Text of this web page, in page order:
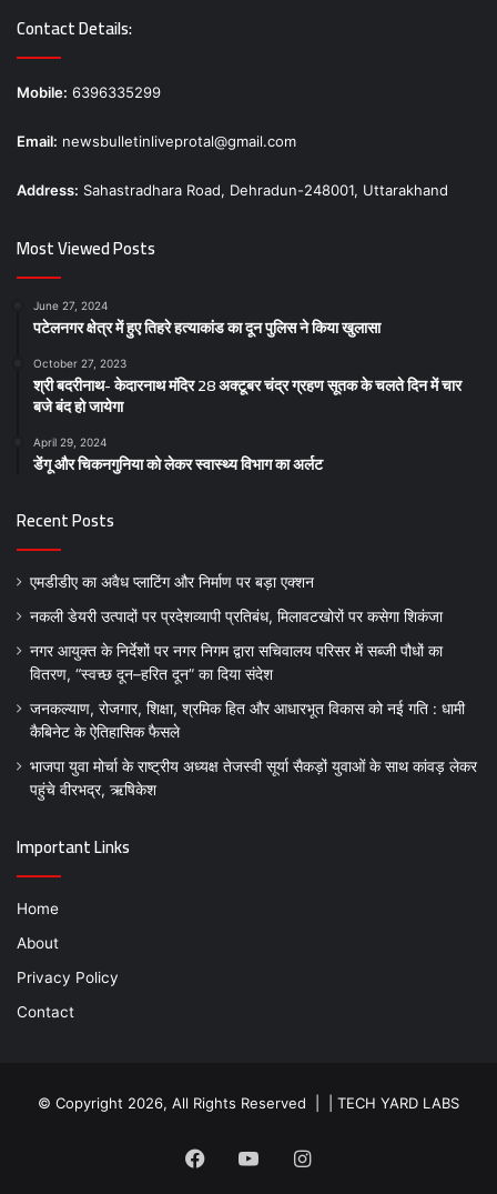
Contact Details:
Mobile: 6396335299
Email: newsbulletinliveprotal@gmail.com
Address: Sahastradhara Road, Dehradun-248001, Uttarakhand
Most Viewed Posts
June 27, 2024
पटेलनगर क्षेत्र में हुए तिहरे हत्याकांड का दून पुलिस ने किया खुलासा
October 27, 2023
श्री बदरीनाथ- केदारनाथ मंदिर 28 अक्टूबर चंद्र ग्रहण सूतक के चलते दिन में चार
बजे बंद हो जायेगा
April 29, 2024
डेंगू और चिकनगुनिया को लेकर स्वास्थ्य विभाग का अर्लट
Recent Posts
एमडीडीए का अवैध प्लाटिंग और निर्माण पर बड़ा एक्शन
नकली डेयरी उत्पादों पर प्रदेशव्यापी प्रतिबंध, मिलावटखोरों पर कसेगा शिकंजा
नगर आयुक्त के निर्देशों पर नगर निगम द्वारा सचिवालय परिसर में सब्जी पौधों का
वितरण, “स्वच्छ दून–हरित दून” का दिया संदेश
जनकल्याण, रोजगार, शिक्षा, श्रमिक हित और आधारभूत विकास को नई गति : धामी
कैबिनेट के ऐतिहासिक फैसले
भाजपा युवा मोर्चा के राष्ट्रीय अध्यक्ष तेजस्वी सूर्या सैकड़ों युवाओं के साथ कांवड़ लेकर
पहुंचे वीरभद्र, ऋषिकेश
Important Links
Home
About
Privacy Policy
Contact
© Copyright 2026, All Rights Reserved | | TECH YARD LABS
Facebook
YouTubeInstagram